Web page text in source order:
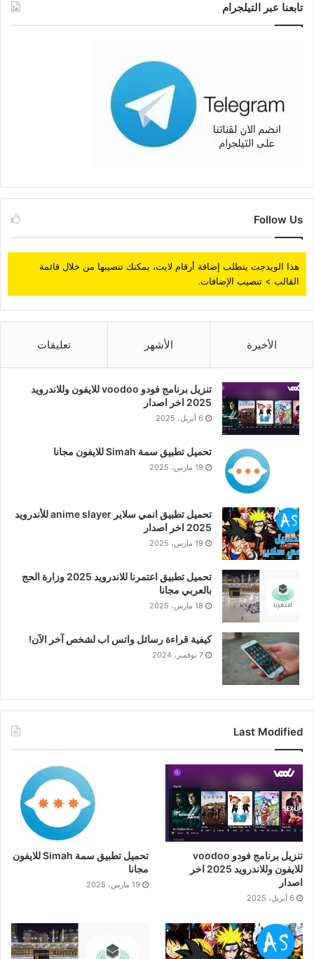
تابعنا عبر التيلجرام
Follow Us
هذا الويدجت يتطلب إضافة أرقام لايت، يمكنك تنصيبها من خلال قائمة
القالب > تنصيب الإضافات.
الأخيرة الأشهر تعليقات
تنزيل برنامج فودو voodoo للايفون وللاندرويد
2025 اخر اصدار
6 أبريل، 2025
تحميل تطبيق سمة Simah للايفون مجانا
19 مارس، 2025
تحميل تطبيق انمي سلاير anime slayer للأندرويد
2025 اخر اصدار
19 مارس، 2025
تحميل تطبيق اعتمرنا للاندرويد 2025 وزارة الحج
بالعربي مجانا
18 مارس، 2025
كيفية قراءة رسائل واتس اب لشخص آخر الآن!
7 نوفمبر، 2024
Last Modified
تنزيل برنامج فودو voodoo
للايفون وللاندرويد 2025 اخر
اصدار
6 أبريل، 2025
تحميل تطبيق سمة Simah للايفون
مجانا
19 مارس، 2025